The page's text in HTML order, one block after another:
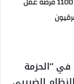
في “الحزمة